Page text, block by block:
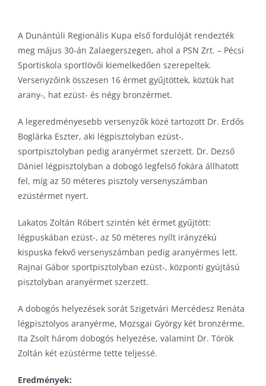
Pump track pálya
Tornacsarnok
Várkői Ferenc Diáksport Központ
Labdarúgás
Lövészet
Rövidpályás gyorskorcsolya
Szinkronúszás
Triatlon
Úszás
Vízilabda
Technikai sportok
Tenisz
A Dunántúli Regionális Kupa első fordulóját rendezték
meg május 30-án Zalaegerszegen, ahol a PSN Zrt. – Pécsi
Sportiskola sportlövői kiemelkedően szerepeltek.
Versenyzőink összesen 16 érmet gyűjtöttek, köztük hat
arany-, hat ezüst- és négy bronzérmet.
A legeredményesebb versenyzők közé tartozott Dr. Erdős
Boglárka Eszter, aki légpisztolyban ezüst-,
sportpisztolyban pedig aranyérmet szerzett. Dr. Dezső
Dániel légpisztolyban a dobogó legfelső fokára állhatott
fel, míg az 50 méteres pisztoly versenyszámban
ezüstérmet nyert.
Lakatos Zoltán Róbert szintén két érmet gyűjtött:
légpuskában ezüst-, az 50 méteres nyílt irányzékú
kispuska fekvő versenyszámban pedig aranyérmes lett.
Rajnai Gábor sportpisztolyban ezüst-, központi gyújtású
pisztolyban aranyérmet szerzett.
A dobogós helyezések sorát Szigetvári Mercédesz Renáta
légpisztolyos aranyérme, Mozsgai György két bronzérme,
Ita Zsolt három dobogós helyezése, valamint Dr. Török
Zoltán két ezüstérme tette teljessé.
Eredmények: